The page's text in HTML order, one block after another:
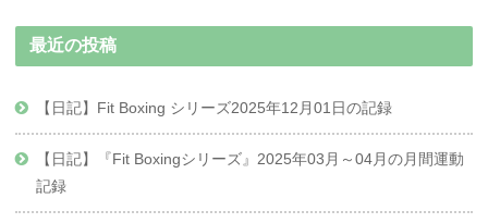
最近の投稿
【日記】Fit Boxing シリーズ2025年12月01日の記録
【日記】『Fit Boxingシリーズ』2025年03月～04月の月間運動
記録